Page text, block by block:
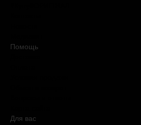
Помощь
Для вас